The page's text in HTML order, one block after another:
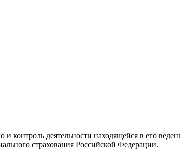
деятельности находящейся в его
страхования Российской Федерации.